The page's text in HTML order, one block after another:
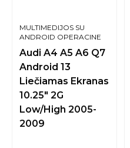
MULTIMEDIJOS SU
ANDROID OPERACINE
Audi A4 A5 A6 Q7
Android 13
Liečiamas Ekranas
10.25″ 2G
Low/High 2005-
2009